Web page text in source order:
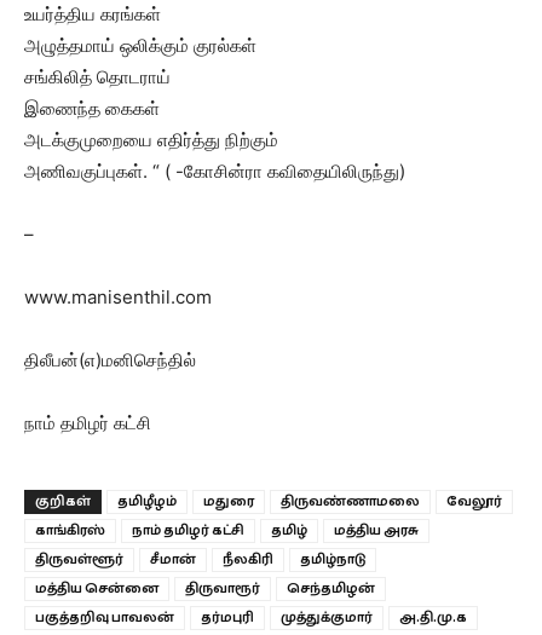
உயர்த்திய கரங்கள்
அழுத்தமாய் ஒலிக்கும் குரல்கள்
சங்கிலித் தொடராய்
இணைந்த கைகள்
அடக்குமுறையை எதிர்த்து நிற்கும்
அணிவகுப்புகள். “ ( -கோசின்ரா கவிதையிலிருந்து)
–
www.manisenthil.com
திலீபன்(எ)மனிசெந்தில்
நாம் தமிழர் கட்சி
குறிகள் தமிழீழம் மதுரை திருவண்ணாமலை
வேலூர்
காங்கிரஸ்
நாம் தமிழர் கட்சி தமிழ்
மத்திய அரசு
திருவள்ளூர்
சீமான் நீலகிரி
தமிழ்நாடு
மத்திய சென்னை
திருவாரூர்
செந்தமிழன்
பகுத்தறிவு பாவலன்
தர்மபுரி முத்துக்குமார்
அ.தி.மு.க